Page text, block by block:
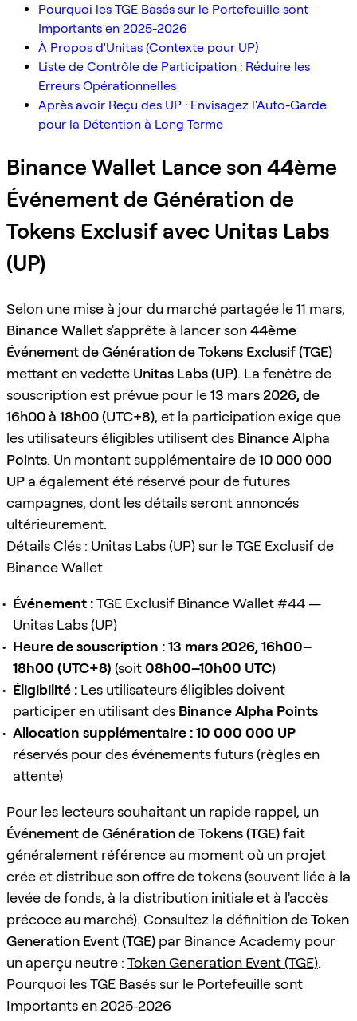
Pourquoi les TGE Basés sur le Portefeuille sont
Importants en 2025-2026
À Propos d'Unitas (Contexte pour UP)
Liste de Contrôle de Participation : Réduire les
Erreurs Opérationnelles
Après avoir Reçu des UP : Envisagez l'Auto-Garde
pour la Détention à Long Terme
Binance Wallet Lance son 44ème
Événement de Génération de
Tokens Exclusif avec Unitas Labs
(UP)
Selon une mise à jour du marché partagée le 11 mars,
Binance Wallets'apprête à lancer son44ème
Événement de Génération de Tokens Exclusif (TGE)
mettant en vedette Unitas Labs (UP). La fenêtre de
souscription est prévue pour le13 mars 2026, de
16h00 à 18h00 (UTC+8), et la participation exige que
les utilisateurs éligibles utilisent des Binance Alpha
Points. Un montant supplémentaire de10 000 000
UP a également été réservé pour de futures
campagnes, dont les détails seront annoncés
ultérieurement.
Détails Clés : Unitas Labs (UP) sur le TGE Exclusif de
Binance Wallet
Événement :TGE Exclusif Binance Wallet #44 —
Unitas Labs (UP)
Heure de souscription :13 mars 2026, 16h00–
18h00 (UTC+8) (soit08h00–10h00 UTC)
Éligibilité : Les utilisateurs éligibles doivent
participer en utilisant des Binance Alpha Points
Allocation supplémentaire :10 000 000 UP
réservés pour des événements futurs (règles en
attente)
Pour les lecteurs souhaitant un rapide rappel, un
Événement de Génération de Tokens (TGE)fait
généralement référence au moment où un projet
crée et distribue son offre de tokens (souvent liée à la
levée de fonds, à la distribution initiale et à l'accès
précoce au marché). Consultez la définition deToken
Generation Event (TGE) par Binance Academy pour
un aperçu neutre : Token Generation Event (TGE).
Pourquoi les TGE Basés sur le Portefeuille sont
Importants en 2025-2026